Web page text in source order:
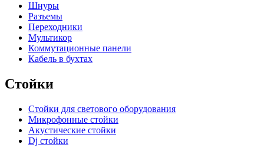
Шнуры
Разъемы
Переходники
Мультикор
Коммутационные панели
Кабель в бухтах
Стойки
Стойки для светового оборудования
Микрофонные стойки
Акустические стойки
Dj стойки